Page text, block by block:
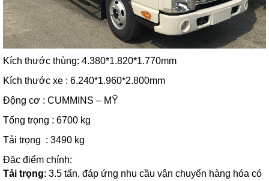
Kích thước thùng: 4.380*1.820*1.770mm
Kích thước xe : 6.240*1.960*2.800mm
Động cơ : CUMMINS – MỸ
Tổng trọng : 6700 kg
Tải trọng : 3490 kg
Đặc điểm chính:
Tải trọng: 3.5 tấn, đáp ứng nhu cầu vận chuyển hàng hóa có